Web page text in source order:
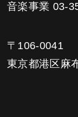
音楽事業 03-
〒106-0041
東京都港区麻